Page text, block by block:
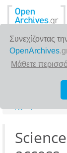
Συνεχίζοντας
OpenArchives
Μάθετε